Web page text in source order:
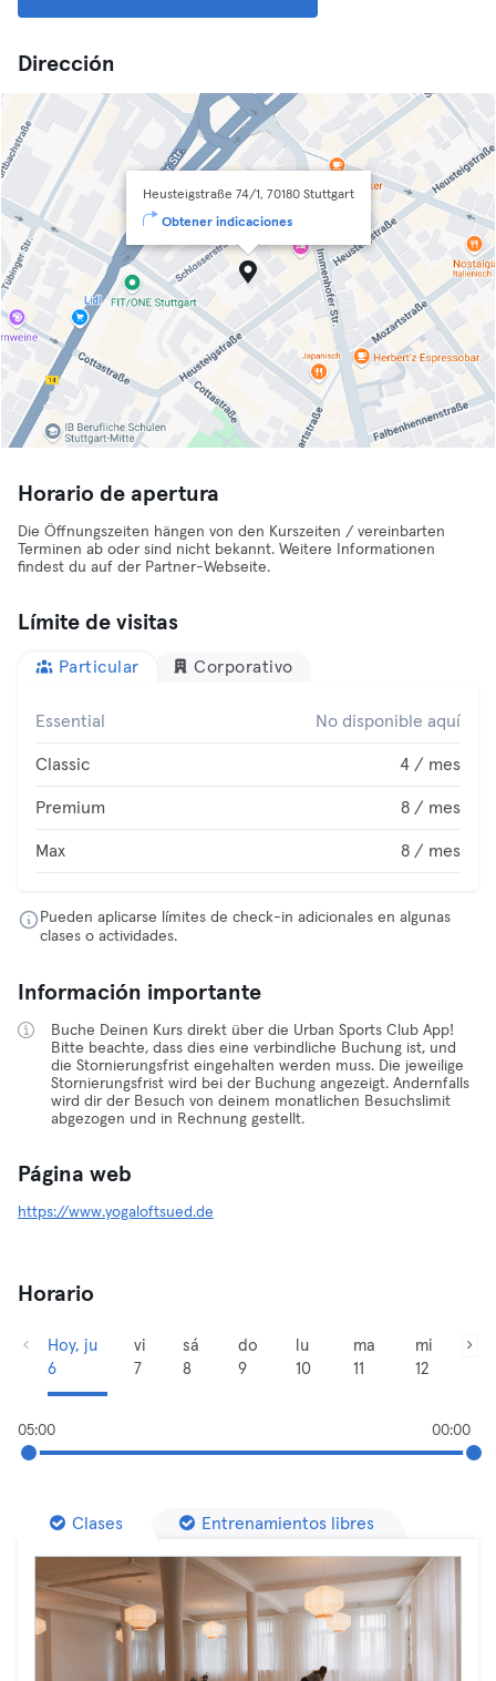
Dirección
Heusteigstraße 74/1, 70180 Stuttgart
Obtener indicaciones
Horario de apertura
Die Öffnungszeiten hängen von den Kurszeiten / vereinbarten
Terminen ab oder sind nicht bekannt. Weitere Informationen
findest du auf der Partner-Webseite.
Límite de visitas
Particular Corporativo
Essential No disponible aquí
Classic 4 / mes
Premium 8 / mes
Max 8 / mes
Pueden aplicarse límites de check-in adicionales en algunas
clases o actividades.
Información importante
Buche Deinen Kurs direkt über die Urban Sports Club App!
Bitte beachte, dass dies eine verbindliche Buchung ist, und
die Stornierungsfrist eingehalten werden muss. Die jeweilige
Stornierungsfrist wird bei der Buchung angezeigt. Andernfalls
wird dir der Besuch von deinem monatlichen Besuchslimit
abgezogen und in Rechnung gestellt.
Página web
https://www.yogaloftsued.de
Horario
Hoy, ju
6
vi
7
sá
8
do
9
lu
10
ma
11
mi
12
05:00 00:00
Clases Entrenamientos libres